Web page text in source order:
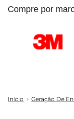
Compre por
Geração De
luminaria
tomada